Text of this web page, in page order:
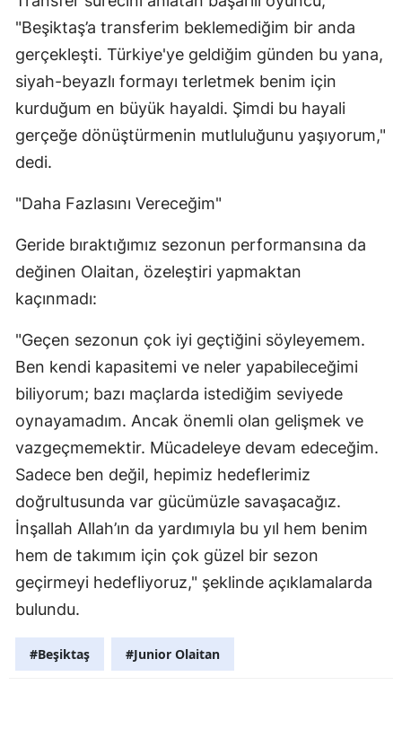
"Beşiktaş’a transferim beklemediğim bir anda
gerçekleşti. Türkiye'ye geldiğim günden bu yana,
siyah-beyazlı formayı terletmek benim için
kurduğum en büyük hayaldi. Şimdi bu hayali
gerçeğe dönüştürmenin mutluluğunu yaşıyorum,"
dedi.
"Daha Fazlasını Vereceğim"
Geride bıraktığımız sezonun performansına da
değinen Olaitan, özeleştiri yapmaktan
kaçınmadı:
"Geçen sezonun çok iyi geçtiğini söyleyemem.
Ben kendi kapasitemi ve neler yapabileceğimi
biliyorum; bazı maçlarda istediğim seviyede
oynayamadım. Ancak önemli olan gelişmek ve
vazgeçmemektir. Mücadeleye devam edeceğim.
Sadece ben değil, hepimiz hedeflerimiz
doğrultusunda var gücümüzle savaşacağız.
İnşallah Allah’ın da yardımıyla bu yıl hem benim
hem de takımım için çok güzel bir sezon
geçirmeyi hedefliyoruz," şeklinde açıklamalarda
bulundu.
#Beşiktaş #Junior Olaitan